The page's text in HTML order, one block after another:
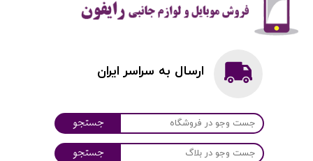
جستجو
جستجو
ارسال به سراسر ایران